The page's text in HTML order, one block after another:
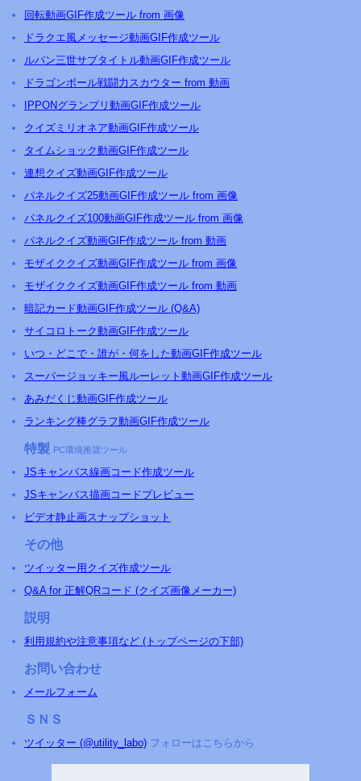
回転動画GIF作成ツール from 画像
ドラクエ風メッセージ動画GIF作成ツール
ルパン三世サブタイトル動画GIF作成ツール
ドラゴンボール戦闘力スカウター from 動画
IPPONグランプリ動画GIF作成ツール
クイズミリオネア動画GIF作成ツール
タイムショック動画GIF作成ツール
連想クイズ動画GIF作成ツール
パネルクイズ25動画GIF作成ツール from 画像
パネルクイズ100動画GIF作成ツール from 画像
パネルクイズ動画GIF作成ツール from 動画
モザイククイズ動画GIF作成ツール from 画像
モザイククイズ動画GIF作成ツール from 動画
暗記カード動画GIF作成ツール (Q&A)
サイコロトーク動画GIF作成ツール
いつ・どこで・誰が・何をした動画GIF作成ツール
スーパージョッキー風ルーレット動画GIF作成ツール
あみだくじ動画GIF作成ツール
ランキング棒グラフ動画GIF作成ツール
特製 PC環境推奨ツール
JSキャンバス線画コード作成ツール
JSキャンバス描画コードプレビュー
ビデオ静止画スナップショット
その他
ツイッター用クイズ作成ツール
Q&A for 正解QRコード (クイズ画像メーカー)
説明
利用規約や注意事項など (トップページの下部)
お問い合わせ
メールフォーム
ＳＮＳ
ツイッター (@utility_labo) フォローはこちらから